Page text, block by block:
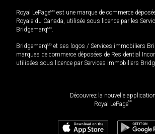
Royal LePageMD est une marque de commerce
Royale du Canada, utilisée sous licence par les
BridgemarqMD
BridgemarqMD et ses logos / Services immobiliers
marques de commerce déposées de Residential
utilisées sous licence par Services immobiliers
Découvrez la nouvelle application
Royal LePageMD